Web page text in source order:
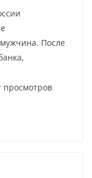
После
просмотров